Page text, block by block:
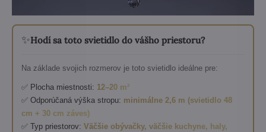
✨Hodí sa toto svietidlo do vášho priestoru?
Na základe svojich rozmerov je toto svietidlo ideálne pre:
✅ Plocha miestnosti: 12–20 m²
✅ Odporúčaná výška stropu: minimálne 2,6 m (svietidlo 48
cm + 30 cm záves)
✅ Typ priestorov: Väčšie obývačky, väčšie kuchyne, haly,